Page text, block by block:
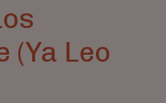
(Ya Leo